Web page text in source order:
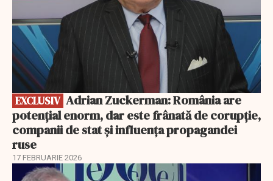
EXCLUSIV
potențial enorm, dar este frânată de corupție,
companii de stat și influența propagandei
ruse
17 FEBRUARIE 2026
EXCLUSIV